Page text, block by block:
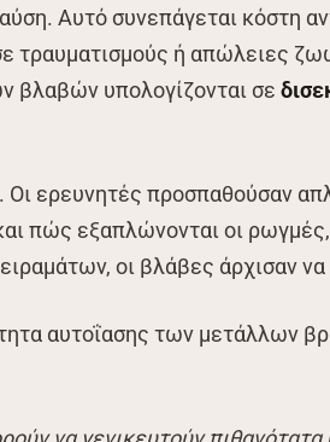
Αυτό συνεπάγεται κόστη
τραυματισμούς ή απώλειες
βλαβών υπολογίζονται σε
ερευνητές προσπαθούσαν
πώς εξαπλώνονται οι
οι βλάβες άρχισαν
αυτοΐασης των μετάλλων